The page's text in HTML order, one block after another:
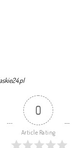
0
Article Rating